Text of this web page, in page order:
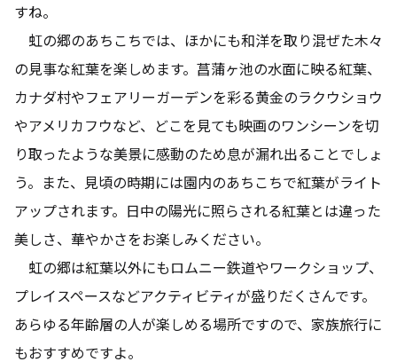
すね。
虹の郷のあちこちでは、ほかにも和洋を取り混ぜた木々
の見事な紅葉を楽しめます。菖蒲ヶ池の水面に映る紅葉、
カナダ村やフェアリーガーデンを彩る黄金のラクウショウ
やアメリカフウなど、どこを見ても映画のワンシーンを切
り取ったような美景に感動のため息が漏れ出ることでしょ
う。また、見頃の時期には園内のあちこちで紅葉がライト
アップされます。日中の陽光に照らされる紅葉とは違った
美しさ、華やかさをお楽しみください。
虹の郷は紅葉以外にもロムニー鉄道やワークショップ、
プレイスペースなどアクティビティが盛りだくさんです。
あらゆる年齢層の人が楽しめる場所ですので、家族旅行に
もおすすめですよ。